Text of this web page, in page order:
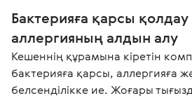
Бактерияға қарсы
аллергияның алдын алу
Кешеннің құрамына кіретін
бактерияға қарсы, аллергияға
белсенділікке ие. Жоғары